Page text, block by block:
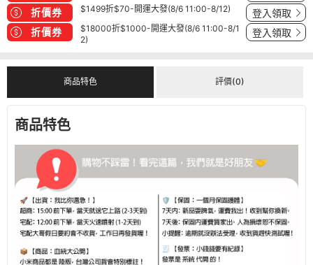
折價券 $1499折$70-開運大發(8/6 11:00-8/12) 登入領取
折價券
$18000折$1000-開運大發(8/6 11:00-8/1
2)
登入領取
商品特色 評價(0)
商品特色